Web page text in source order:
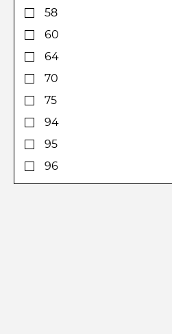
168
170
180
190
194
198
199
200
205
58
60
64
70
75
94
95
96
98